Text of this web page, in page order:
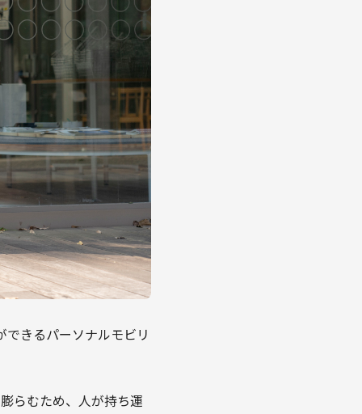
できるパーソナルモビリ
らむため、人が持ち運